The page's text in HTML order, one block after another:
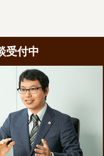
受付中